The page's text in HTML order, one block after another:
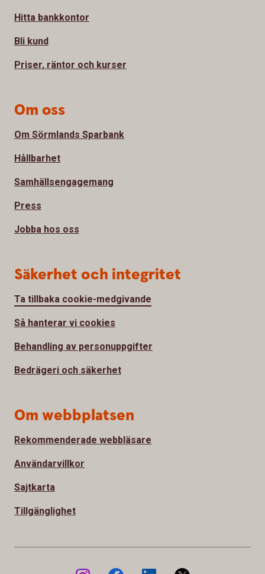
Hitta bankkontor
Bli kund
Priser, räntor och kurser
Om oss
Om Sörmlands Sparbank
Hållbarhet
Samhällsengagemang
Press
Jobba hos oss
Säkerhet och integritet
Ta tillbaka cookie-medgivande
Så hanterar vi cookies
Behandling av personuppgifter
Bedrägeri och säkerhet
Om webbplatsen
Rekommenderade webbläsare
Användarvillkor
Sajtkarta
Tillgänglighet